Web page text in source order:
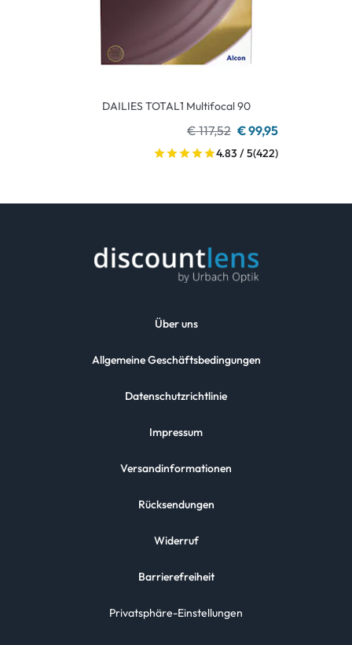
DAILIES TOTAL1 Multifocal 90
€ 117,52 € 99,95
4.83 / 5(422)
Über uns
Allgemeine Geschäftsbedingungen
Datenschutzrichtlinie
Impressum
Versandinformationen
Rücksendungen
Widerruf
Barrierefreiheit
Privatsphäre-Einstellungen